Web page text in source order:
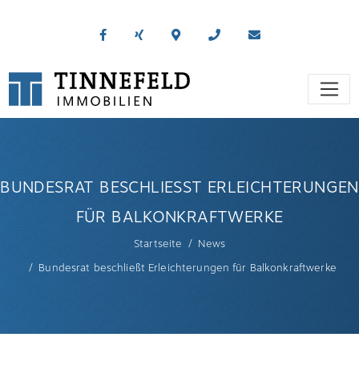
BUNDESRAT BESCHLIESST ERLEICHTERUNGEN F
ÜR BALKONKRAFTWERKE
Startseite
News
Bundesrat beschließt Erleichterungen für Balkonkraftwerke